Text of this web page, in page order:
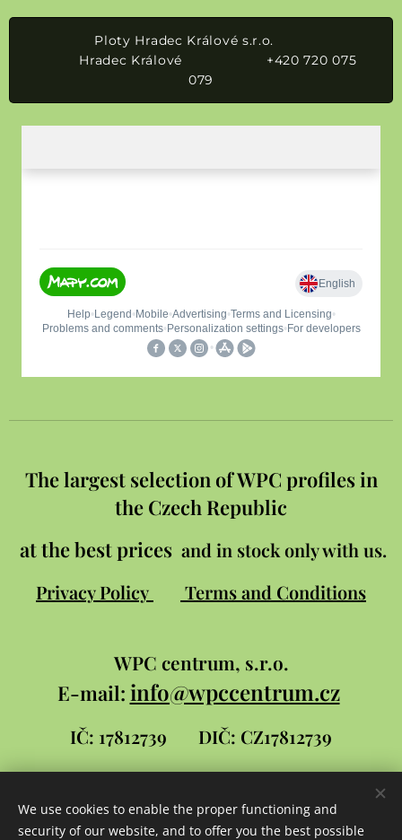
Ploty Hradec Králové s.r.o.
Hradec Králové +420 720 075
079
The largest selection of WPC profiles in
the Czech Republic
at the best prices and in stock only with us.
Privacy Policy
Terms and Conditions
WPC centrum, s.r.o.
E-mail: info@wpccentrum.cz
IČ: 17812739 DIČ: CZ17812739
Stránky pro WPC centrumvytvořilDavid
We use cookies to enable the proper functioning and
security of our website, and to offer you the best possible